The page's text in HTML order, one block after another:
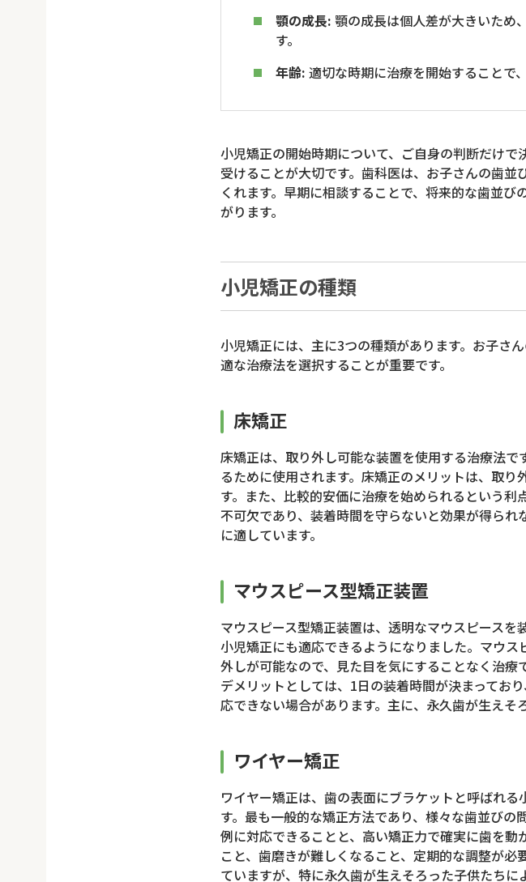
顎の成長: 顎の成長は個人差が大きいため
す。
年齢: 適切な時期に治療を開始することで
小児矯正の開始時期について、ご自身の判断だけ
受けることが大切です。歯科医は、お子さんの歯
くれます。早期に相談することで、将来的な歯並
がります。
小児矯正の種類
小児矯正には、主に3つの種類があります。お子さ
適な治療法を選択することが重要です。
床矯正
床矯正は、取り外し可能な装置を使用する治療法
るために使用されます。床矯正のメリットは、取
す。また、比較的安価に治療を始められるという
不可欠であり、装着時間を守らないと効果が得ら
に適しています。
マウスピース型矯正装置
マウスピース型矯正装置は、透明なマウスピースを
小児矯正にも適応できるようになりました。マウ
外しが可能なので、見た目を気にすることなく治療
デメリットとしては、1日の装着時間が決まってお
応できない場合があります。主に、永久歯が生えそ
ワイヤー矯正
ワイヤー矯正は、歯の表面にブラケットと呼ばれ
す。最も一般的な矯正方法であり、様々な歯並び
例に対応できることと、高い矯正力で確実に歯を
こと、歯磨きが難しくなること、定期的な調整が
ていますが、特に永久歯が生えそろった子供たちに